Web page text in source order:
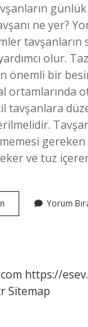
günlük
ne yer?
tavşanların
olur.
önemli bir
ortamlarında
tavşanlara
ve tuz
Tavşanların
En
Yorum
https://
Sitemap